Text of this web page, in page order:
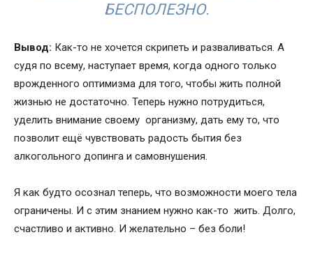
БЕСПОЛЕЗНО.
Вывод: Как-то не хочется скрипеть и разваливаться. А
судя по всему, наступает время, когда одного только
врожденного оптимизма для того, чтобы жить полной
жизнью не достаточно. Теперь нужно потрудиться,
уделить внимание своему организму, дать ему то, что
позволит ещё чувствовать радость бытия без
алкогольного допинга и самовнушения.
Я как будто осознал теперь, что возможности моего тела
ограничены. И с этим знанием нужно как-то жить. Долго,
счастливо и активно. И желательно – без боли!